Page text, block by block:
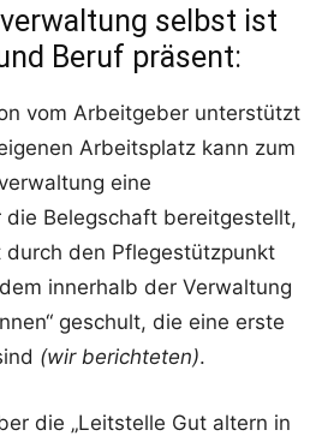
selbst ist
Beruf präsent:
vom Arbeitgeber unterstützt
Arbeitsplatz kann zum
eine
Belegschaft bereitgestellt,
den Pflegestützpunkt
innerhalb der Verwaltung
geschult, die eine erste
(wir berichteten).
die „Leitstelle Gut altern in